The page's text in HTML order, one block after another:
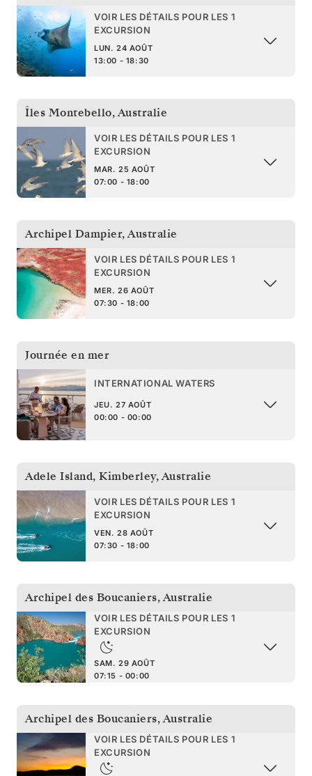
VOIR LES DÉTAILS POUR LES 1
EXCURSION
LUN. 24 AOÛT
13:00 - 18:30
Îles Montebello,Australie
VOIR LES DÉTAILS POUR LES 1
EXCURSION
MAR. 25 AOÛT
07:00 - 18:00
Archipel Dampier,Australie
VOIR LES DÉTAILS POUR LES 1
EXCURSION
MER. 26 AOÛT
07:30 - 18:00
Journée en mer
INTERNATIONAL WATERS
JEU. 27 AOÛT
00:00 - 00:00
Adele Island, Kimberley,Australie
VOIR LES DÉTAILS POUR LES 1
EXCURSION
VEN. 28 AOÛT
07:30 - 18:00
Archipel des Boucaniers,Australie
VOIR LES DÉTAILS POUR LES 1
EXCURSION
SAM. 29 AOÛT
07:15 - 00:00
Archipel des Boucaniers,Australie
VOIR LES DÉTAILS POUR LES 1
EXCURSION